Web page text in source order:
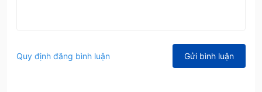
Quy định đăng bình luận Gửi bình luận